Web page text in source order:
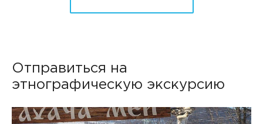
Отправиться на
этнографическую экскурсию